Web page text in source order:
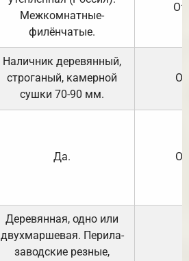
Межкомнатные-
филёнчатые.
Наличник деревянный,
строганый, камерной
сушки 70-90 мм.
Да.
Деревянная, одно или
двухмаршевая. Перила-
заводские резные,